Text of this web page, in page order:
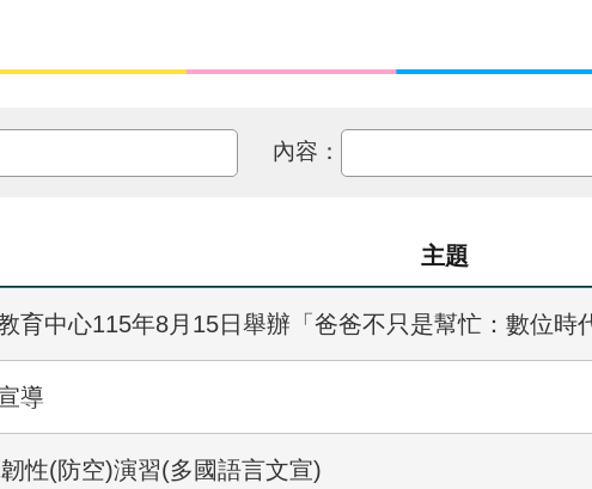
內容：
主題
育中心115年8月15日舉辦「爸爸不只是幫忙：數位時
導
性(防空)演習(多國語言文宣)